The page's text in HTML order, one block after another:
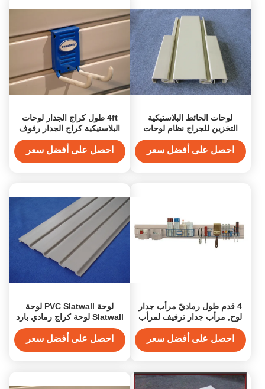
لوحات الحائط البلاستيكية
التخزين للجراج نظام لوحات
الجراج الجدار
احصل على أفضل سعر
4ft طول كراج الجدار لوحات
البلاستيكية كراج الجدار رفوف
للحيوانات الاليفة مركز التخزين
احصل على أفضل سعر
4 قدم طول رماديّ مرأب جدار
لوح, مرأب جدار ترفيف لمرأب
نظام
احصل على أفضل سعر
لوحة PVC Slatwall لوحة
Slatwall لوحة كراج رمادي بارد
الجدار
احصل على أفضل سعر